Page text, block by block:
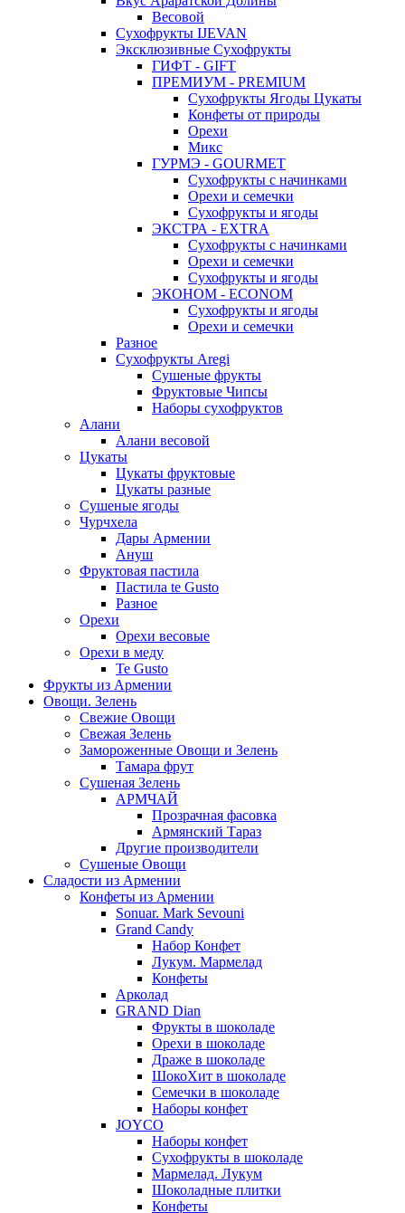
Весовой
Сухофрукты IJEVAN
Эксклюзивные Сухофрукты
ГИФТ - GIFT
ПРЕМИУМ - PREMIUM
Сухофрукты Ягоды Цукаты
Конфеты от природы
Орехи
Микс
ГУРМЭ - GOURMET
Сухофрукты с начинками
Орехи и семечки
Сухофрукты и ягоды
ЭКСТРА - EXTRA
Сухофрукты с начинками
Орехи и семечки
Сухофрукты и ягоды
ЭКОНОМ - ECONOM
Сухофрукты и ягоды
Орехи и семечки
Разное
Сухофрукты Aregi
Сушеные фрукты
Фруктовые Чипсы
Наборы сухофруктов
Алани
Алани весовой
Цукаты
Цукаты фруктовые
Цукаты разные
Сушеные ягоды
Чурчхела
Дары Армении
Ануш
Фруктовая пастила
Пастила te Gusto
Разное
Орехи
Орехи весовые
Орехи в меду
Te Gusto
Фрукты из Армении
Овощи. Зелень
Свежие Овощи
Свежая Зелень
Замороженные Овощи и Зелень
Тамара фрут
Сушеная Зелень
АРМЧАЙ
Прозрачная фасовка
Армянский Тараз
Другие производители
Сушеные Овощи
Сладости из Армении
Конфеты из Армении
Sonuar. Mark Sevouni
Grand Candy
Набор Конфет
Лукум. Мармелад
Конфеты
Арколад
GRAND Dian
Фрукты в шоколаде
Орехи в шоколаде
Драже в шоколаде
ШокоХит в шоколаде
Семечки в шоколаде
Наборы конфет
JOYCO
Наборы конфет
Сухофрукты в шоколаде
Мармелад. Лукум
Шоколадные плитки
Конфеты